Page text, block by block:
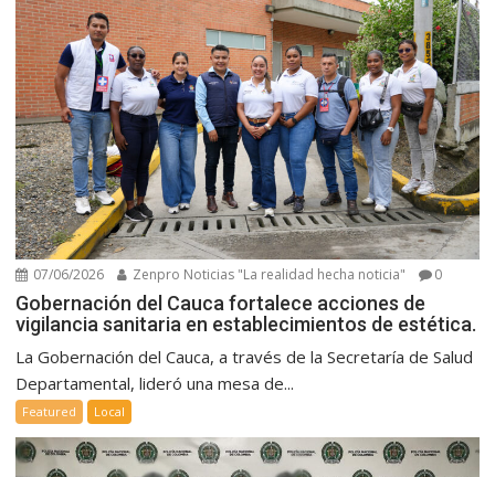
07/06/2026 Zenpro Noticias "La realidad hecha noticia" 0
Gobernación del Cauca fortalece acciones de
vigilancia sanitaria en establecimientos de estética.
La Gobernación del Cauca, a través de la Secretaría de Salud
Departamental, lideró una mesa de...
Featured Local